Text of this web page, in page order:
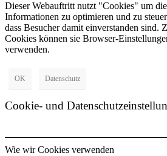
Dieser Webauftritt nutzt "Cookies" um
Informationen zu optimieren und zu
dass Besucher damit einverstanden sind.
Cookies können sie Browser-
verwenden.
OK Datenschutz
Cookie- und
Wie wir Cookies verwenden